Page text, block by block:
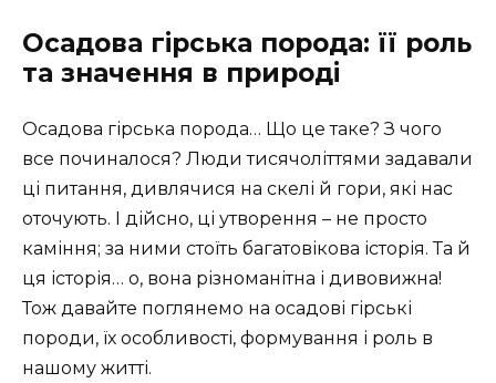
Осадова гірська порода: її роль
та значення в природі
Осадова гірська порода… Що це таке? З чого
все починалося? Люди тисячоліттями задавали
ці питання, дивлячися на скелі й гори, які нас
оточують. І дійсно, ці утворення – не просто
каміння; за ними стоїть багатовікова історія. Та й
ця історія… о, вона різноманітна і дивовижна!
Тож давайте поглянемо на осадові гірські
породи, їх особливості, формування і роль в
нашому житті.